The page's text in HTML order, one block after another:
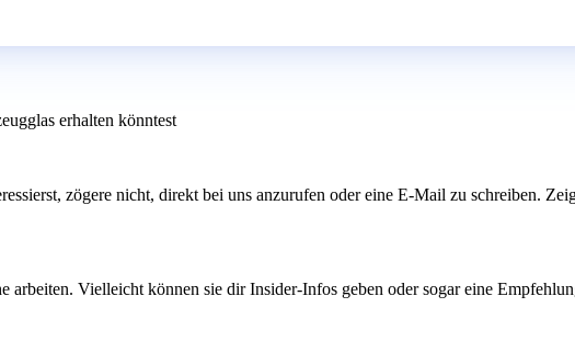
erhalten könntest
zögere nicht, direkt bei uns anzurufen oder eine E-Mail zu schreiben.
Vielleicht können sie dir Insider-Infos geben oder sogar eine